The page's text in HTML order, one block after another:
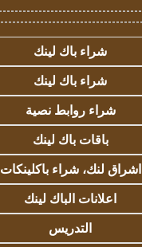
شراء باك لينك
شراء باك لينك
شراء روابط نصية
باقات باك لينك
اشراق لنك، شراء باكلينكات
اعلانات الباك لينك
التدريس